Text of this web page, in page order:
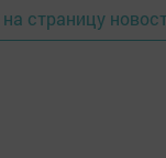
страницу